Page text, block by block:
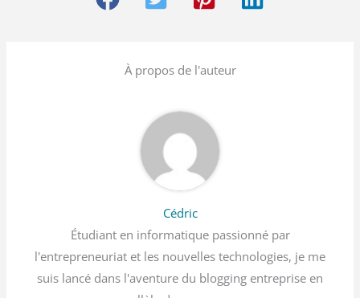
À propos de l'auteur
Cédric
Étudiant en informatique passionné par
l'entrepreneuriat et les nouvelles technologies, je me
suis lancé dans l'aventure du blogging entreprise en